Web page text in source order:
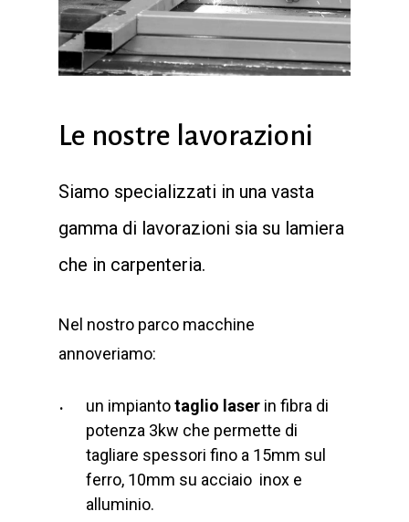
Le nostre lavorazioni
Siamo specializzati in una vasta
gamma di lavorazioni sia su lamiera
che in carpenteria.
Nel nostro parco macchine
annoveriamo:
un impiantotaglio laser in fibra di
potenza 3kw che permette di
tagliare spessori fino a 15mm sul
ferro, 10mm su acciaio inox e
alluminio.